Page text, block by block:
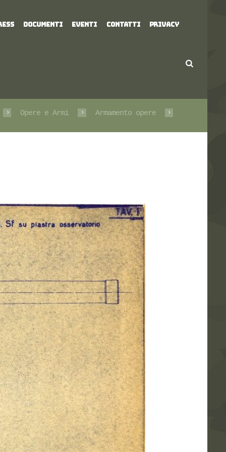
DOCUMENTI EVENTI CONTATTI PRIVACY
Opere e Armi Armamento opere